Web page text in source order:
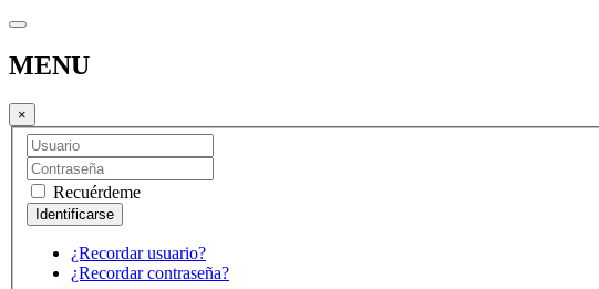
MENU
×
Recuérdeme
¿Recordar usuario?
¿Recordar contraseña?